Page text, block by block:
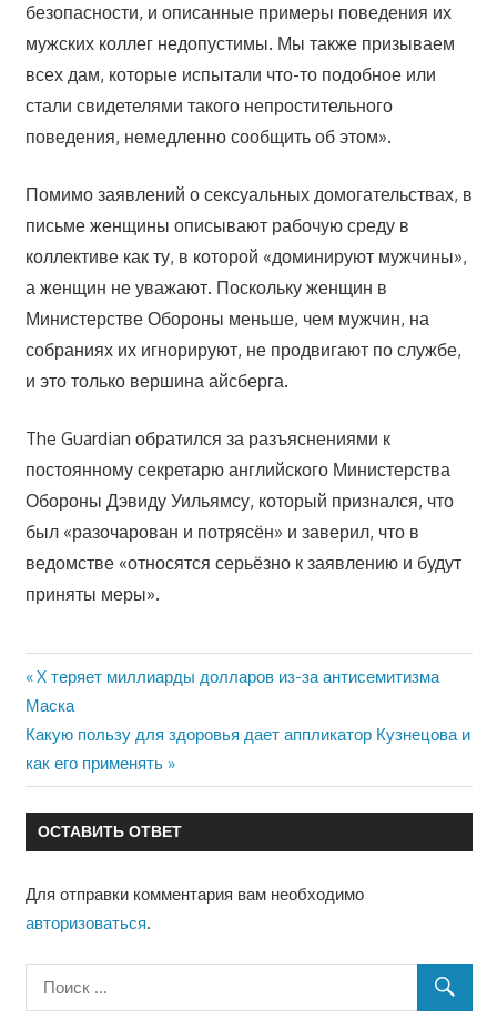
безопасности, и описанные примеры поведения их
мужских коллег недопустимы. Мы также призываем
всех дам, которые испытали что-то подобное или
стали свидетелями такого непростительного
поведения, немедленно сообщить об этом».
Помимо заявлений о сексуальных домогательствах, в
письме женщины описывают рабочую среду в
коллективе как ту, в которой «доминируют мужчины»,
а женщин не уважают. Поскольку женщин в
Министерстве Обороны меньше, чем мужчин, на
собраниях их игнорируют, не продвигают по службе,
и это только вершина айсберга.
The Guardian обратился за разъяснениями к
постоянному секретарю английского Министерства
Обороны Дэвиду Уильямсу, который признался, что
был «разочарован и потрясён» и заверил, что в
ведомстве «относятся серьёзно к заявлению и будут
приняты меры».
Навигация
по
записям
Предыдущая
запись:
X теряет миллиарды долларов из-за антисемитизма
Маска
Следующая
запись:
Какую пользу для здоровья дает аппликатор Кузнецова и
как его применять
ОСТАВИТЬ ОТВЕТ
Для отправки комментария вам необходимо
авторизоваться.